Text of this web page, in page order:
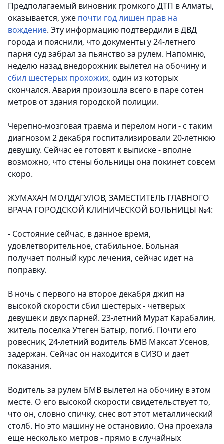
Предполагаемый виновник громкого ДТП в Алматы,
оказывается, уже почти год лишен прав на
вождение. Эту информацию подтвердили в ДВД
города и пояснили, что документы у 24-летнего
парня суд забрал за пьянство за рулем. Напомню,
неделю назад внедорожник вылетел на обочину и
сбил шестерых прохожих, один из которых
скончался. Авария произошла всего в паре сотен
метров от здания городской полиции.
Черепно-мозговая травма и перелом ноги - с таким
диагнозом 2 декабря госпитализировали 20-летнюю
девушку. Сейчас ее готовят к выписке - вполне
возможно, что стены больницы она покинет совсем
скоро.
ЖУМАХАН МОЛДАГУЛОВ, ЗАМЕСТИТЕЛЬ ГЛАВНОГО
ВРАЧА ГОРОДСКОЙ КЛИНИЧЕСКОЙ БОЛЬНИЦЫ №4:
- Состояние сейчас, в данное время,
удовлетворительное, стабильное. Больная
получает полный курс лечения, сейчас идет на
поправку.
В ночь с первого на второе декабря джип на
высокой скорости сбил шестерых - четверых
девушек и двух парней. 23-летний Мурат Карабалин,
житель поселка Утеген Батыр, погиб. Почти его
ровесник, 24-летний водитель БМВ Максат Усенов,
задержан. Сейчас он находится в СИЗО и дает
показания.
Водитель за рулем БМВ вылетел на обочину в этом
месте. О его высокой скорости свидетельствует то,
что он, словно спичку, снес вот этот металлический
столб. Но это машину не остановило. Она проехала
еще несколько метров - прямо в случайных